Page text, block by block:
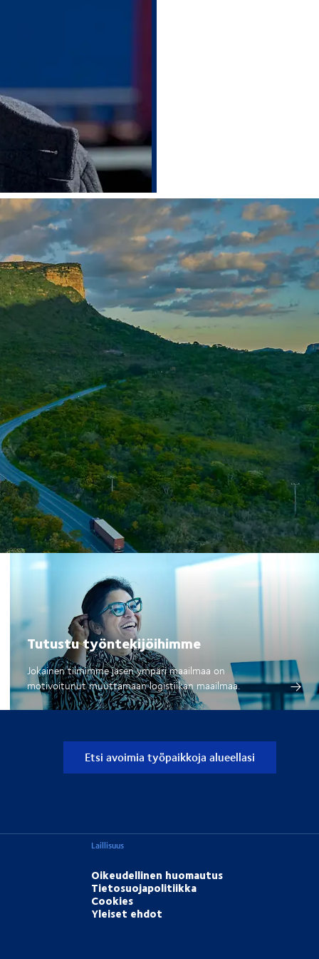
Tutustu työntekijöihimme
Jokainen tiimimme jäsen ympäri maailmaa on
motivoitunut muuttamaan logistiikan maailmaa.
Etsi avoimia työpaikkoja alueellasi
Laillisuus
Oikeudellinen huomautus
Tietosuojapolitiikka
Cookies
Yleiset ehdot